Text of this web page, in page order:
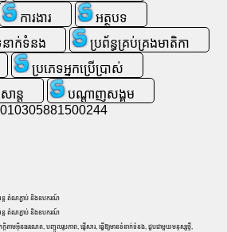
ការងារ
អត្ថបទ
នាក់ទំនង
ប្រព័ន្ធគ្រប់គ្រងមាតិកា
ប្រភេទអ្នកប្រើប្រាស់
ាន្ត
ប​ណ្តា​ញ​សង្គម
ាន្ត តំណភ្ជាប់ និងឧបករណ៍
ាន្ត តំណភ្ជាប់ និងឧបករណ៍
ាមអ៊ិនធរណេត, បញ្ចូលរូបភាព, ផ្ញើសារ, ធ្វើឱ្យមានទំនាក់ទំនង, ជួបជាមួយមនុស្សថ្មី,